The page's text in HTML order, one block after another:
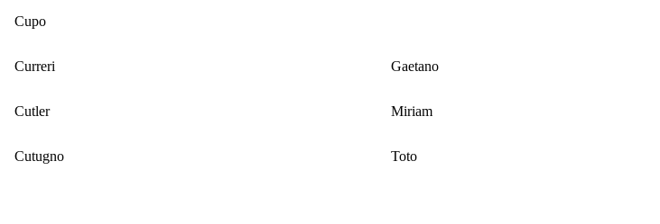
Cupo
Curreri Gaetano
Cutler Miriam
Cutugno Toto